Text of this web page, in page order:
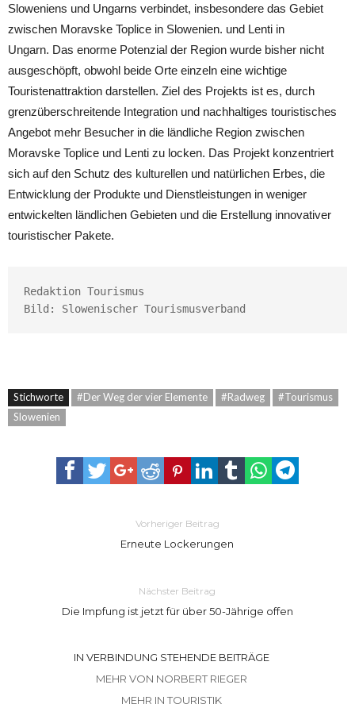
Sloweniens und Ungarns verbindet, insbesondere das Gebiet
zwischen Moravske Toplice in Slowenien. und Lenti in
Ungarn. Das enorme Potenzial der Region wurde bisher nicht
ausgeschöpft, obwohl beide Orte einzeln eine wichtige
Touristenattraktion darstellen. Ziel des Projekts ist es, durch
grenzüberschreitende Integration und nachhaltiges touristisches
Angebot mehr Besucher in die ländliche Region zwischen
Moravske Toplice und Lenti zu locken. Das Projekt konzentriert
sich auf den Schutz des kulturellen und natürlichen Erbes, die
Entwicklung der Produkte und Dienstleistungen in weniger
entwickelten ländlichen Gebieten und die Erstellung innovativer
touristischer Pakete.
Redaktion Tourismus
Bild: Slowenischer Tourismusverband
Stichworte #Der Weg der vier Elemente #Radweg
#Tourismus
Slowenien
Vorheriger Beitrag
Erneute Lockerungen
Nächster Beitrag
Die Impfung ist jetzt für über 50-Jährige offen
IN VERBINDUNG STEHENDE BEITRÄGE
MEHR VON NORBERT RIEGER
MEHR IN TOURISTIK